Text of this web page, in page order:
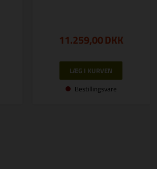
11.259,00DKK
Bestillingsvare